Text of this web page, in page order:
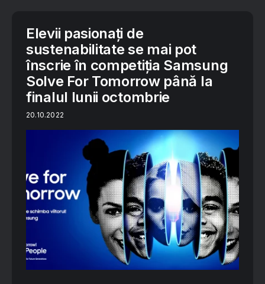
Elevii pasionați de
sustenabilitate se mai pot
înscrie în competiția Samsung
Solve For Tomorrow până la
finalul lunii octombrie
20.10.2022